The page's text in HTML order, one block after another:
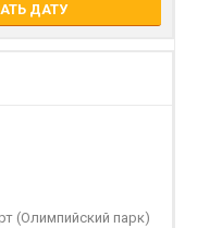
ДАТУ
(Олимпийский парк)